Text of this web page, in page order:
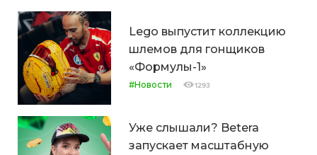
Lego выпустит коллекцию
шлемов для гонщиков
«Формулы-1»
#Новости 1293
Уже слышали? Betera
запускает масштабную